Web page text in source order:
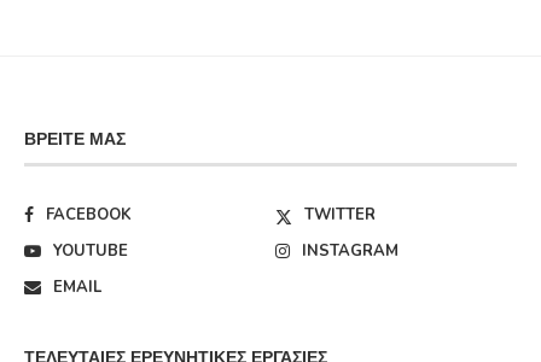
ΒΡΕΊΤΕ ΜΑΣ
FACEBOOK
TWITTER
YOUTUBE
INSTAGRAM
EMAIL
ΤΕΛΕΥΤΑΊΕΣ ΕΡΕΥΝΗΤΙΚΈΣ ΕΡΓΑΣΊΕΣ